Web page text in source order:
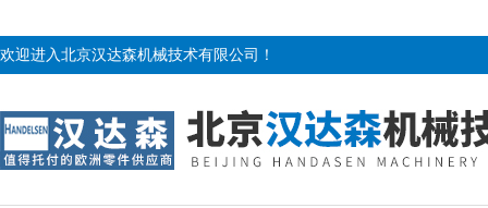
欢迎进入北京汉达森机械技术有限公司！